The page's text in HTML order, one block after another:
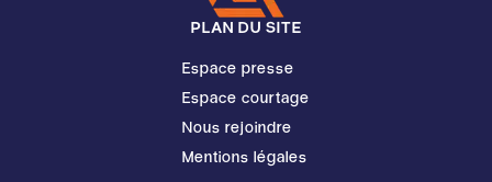
PLAN DU SITE
Espace presse
Espace courtage
Nous rejoindre
Mentions légales